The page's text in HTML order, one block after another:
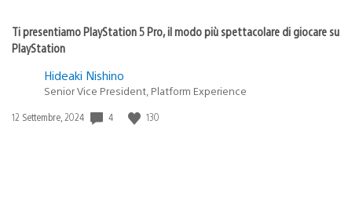
Ti presentiamo PlayStation 5 Pro, il modo più spettacolare di giocare su
PlayStation
Hideaki Nishino
Senior Vice President, Platform Experience
Data
12 Settembre, 2024 4 130